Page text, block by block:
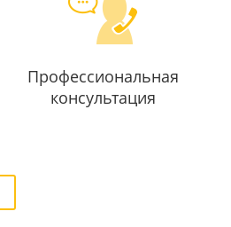
Профессиональная
консультация